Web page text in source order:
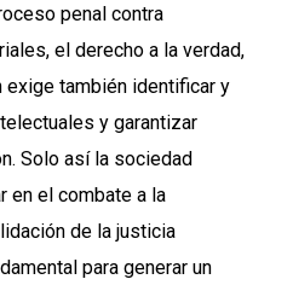
penal contra
el derecho a la verdad,
exige también identificar y
y garantizar
Solo así la sociedad
en el combate a la
de la justicia
para generar un